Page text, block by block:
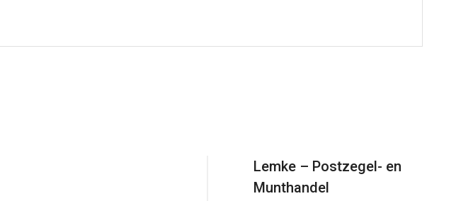
Lemke – Postzegel- en
Munthandel